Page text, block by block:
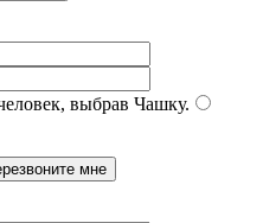
выбрав Чашку.